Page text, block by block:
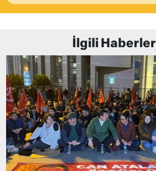
İlgili Haberler